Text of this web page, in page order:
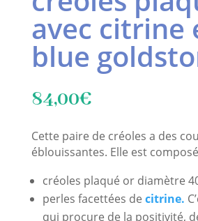
avec citrine
blue
84,00€
Cette paire de créoles a des
éblouissantes. Elle est
créoles plaqué or diamètre
perles facettées de citrine.
qui procure de la positivité,